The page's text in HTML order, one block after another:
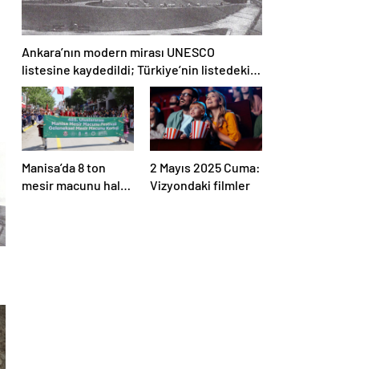
Ankara’nın modern mirası UNESCO
listesine kaydedildi; Türkiye’nin listedeki
varlık sayısı 80 oldu
Manisa’da 8 ton
mesir macunu halka
2 Mayıs 2025 Cuma:
Vizyondaki filmler